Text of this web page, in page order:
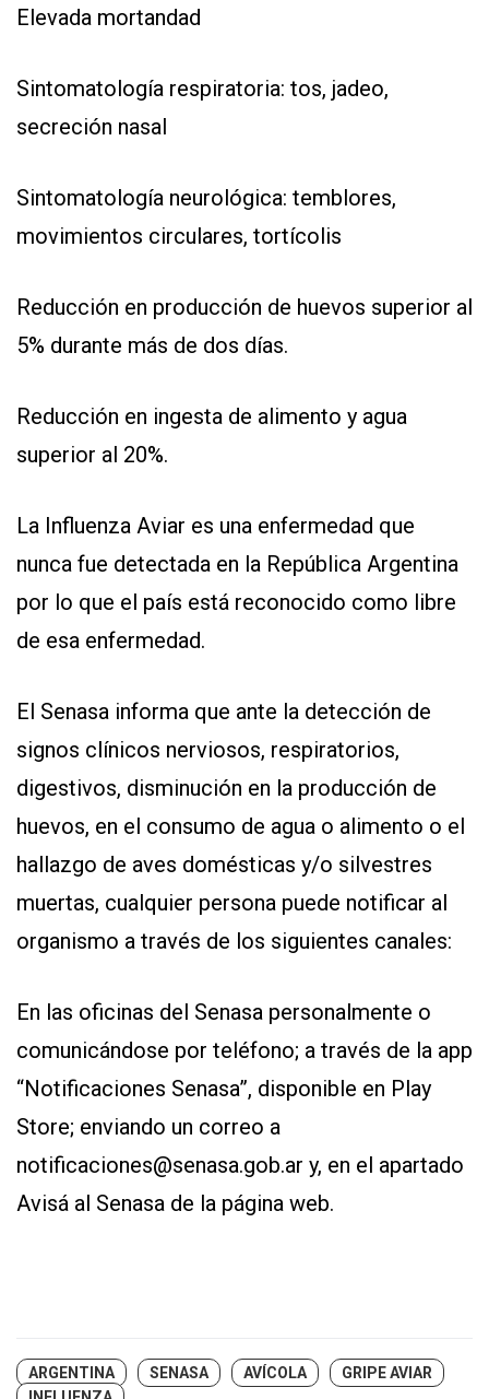
Elevada mortandad
Sintomatología respiratoria: tos, jadeo,
secreción nasal
Sintomatología neurológica: temblores,
movimientos circulares, tortícolis
Reducción en producción de huevos superior al
5% durante más de dos días.
Reducción en ingesta de alimento y agua
superior al 20%.
La Influenza Aviar es una enfermedad que
nunca fue detectada en la República Argentina
por lo que el país está reconocido como libre
de esa enfermedad.
El Senasa informa que ante la detección de
signos clínicos nerviosos, respiratorios,
digestivos, disminución en la producción de
huevos, en el consumo de agua o alimento o el
hallazgo de aves domésticas y/o silvestres
muertas, cualquier persona puede notificar al
organismo a través de los siguientes canales:
En las oficinas del Senasa personalmente o
comunicándose por teléfono; a través de la app
“Notificaciones Senasa”, disponible en Play
Store; enviando un correo a
notificaciones@senasa.gob.ar y, en el apartado
Avisá al Senasa de la página web.
ARGENTINA SENASA AVÍCOLA
GRIPE AVIAR